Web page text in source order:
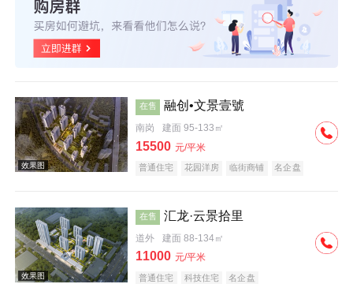
效果图
在售 融创•文景壹號
南岗 建面 95-133㎡
15500 元/平米
普通住宅 花园洋房 临街商铺 名企盘
在售 汇龙·云景拾里
道外 建面 88-134㎡
11000 元/平米
普通住宅 科技住宅 名企盘